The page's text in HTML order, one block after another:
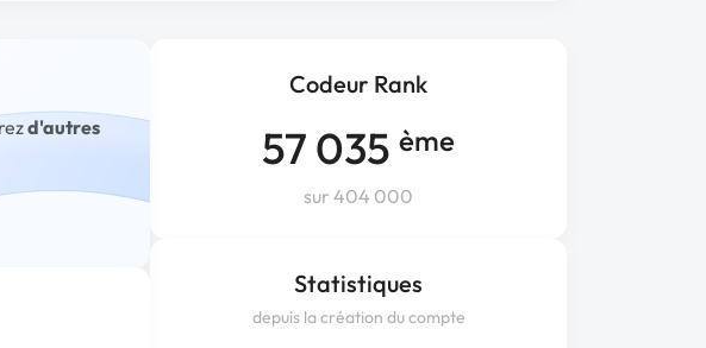
Codeur Rank
57 035 ème
sur 404 000
Statistiques
depuis la création du compte
d'autres